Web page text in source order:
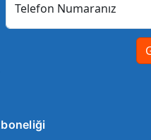
Telefon Numaranız